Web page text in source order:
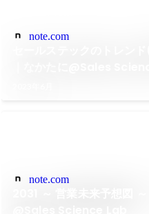
note.com
note.com